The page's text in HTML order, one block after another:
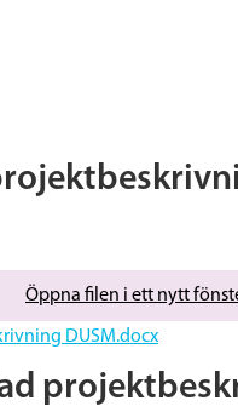
Öppna filen i ett nytt
DUSM.docx